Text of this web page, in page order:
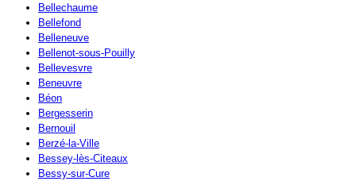
Bellechaume
Bellefond
Belleneuve
Bellenot-sous-Pouilly
Bellevesvre
Beneuvre
Béon
Bergesserin
Bernouil
Berzé-la-Ville
Bessey-lès-Citeaux
Bessy-sur-Cure